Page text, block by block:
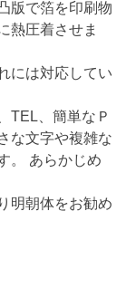
版で箔を印刷物
熱圧着させま
には対応してい
TEL、簡単なＰ
な文字や複雑な
。 あらかじめ
明朝体をお勧め